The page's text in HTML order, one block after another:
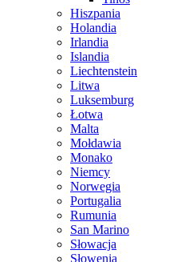
Hiszpania
Holandia
Irlandia
Islandia
Liechtenstein
Litwa
Luksemburg
Łotwa
Malta
Mołdawia
Monako
Niemcy
Norwegia
Portugalia
Rumunia
San Marino
Słowacja
Słowenia